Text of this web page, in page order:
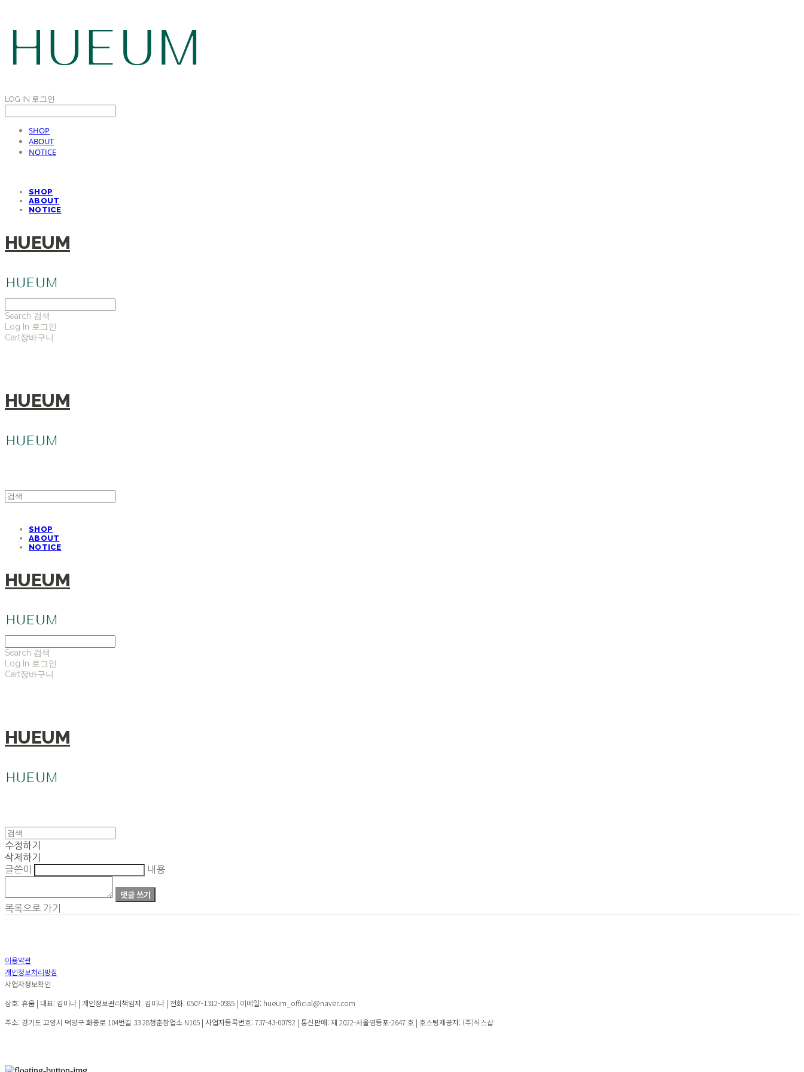
LOG IN 로그인
SHOP
ABOUT
NOTICE
SHOP
ABOUT
NOTICE
HUEUM
Search 검색
Log In 로그인
Cart장바구니
HUEUM
SHOP
ABOUT
NOTICE
HUEUM
Search 검색
Log In 로그인
Cart장바구니
HUEUM
수정하기
삭제하기
글쓴이
내용
댓글 쓰기
목록으로 가기
이용약관
개인정보처리방침
사업자정보확인
상호: 휴움 | 대표: 김미나 | 개인정보관리책임자: 김미나 | 전화: 0507-1312-0585 | 이메일: hueum_official@naver.com
주소: 경기도 고양시 덕양구 화중로 104번길 33 28청춘창업소 N105 | 사업자등록번호: 737-43-00792 | 통신판매: 제 2022-서울영등포-2647 호 | 호스팅제공자: (주)식스샵